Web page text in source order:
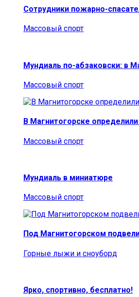
Сотрудники пожарно-
Массовый спорт
Мундиаль по-абзаковски: в
Массовый спорт
В Магнитогорске
Массовый спорт
Мундиаль в миниатюре
Массовый спорт
Под Магнитогорском
Горные лыжи и сноуборд
Ярко, спортивно, бесплатно!